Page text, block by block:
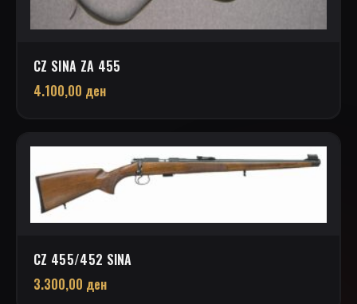
CZ SINA ZA 455
4.100,00 ден
CZ 455/452 SINA
3.300,00 ден